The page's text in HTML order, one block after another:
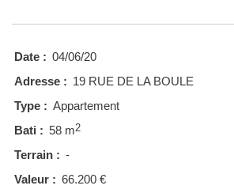
Date : 04/06/20
Adresse : 19 RUE DE LA BOULE
Type : Appartement
Bati : 58 m2
Terrain : -
Valeur : 66.200 €